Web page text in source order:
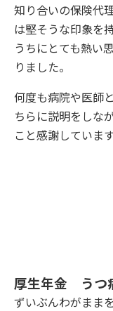
知り合いの保険代
は堅そうな印象を
うちにとても熱い
りました。
何度も病院や医師
ちらに説明をしな
こと感謝しています
厚生年金 うつ
ずいぶんわがまま